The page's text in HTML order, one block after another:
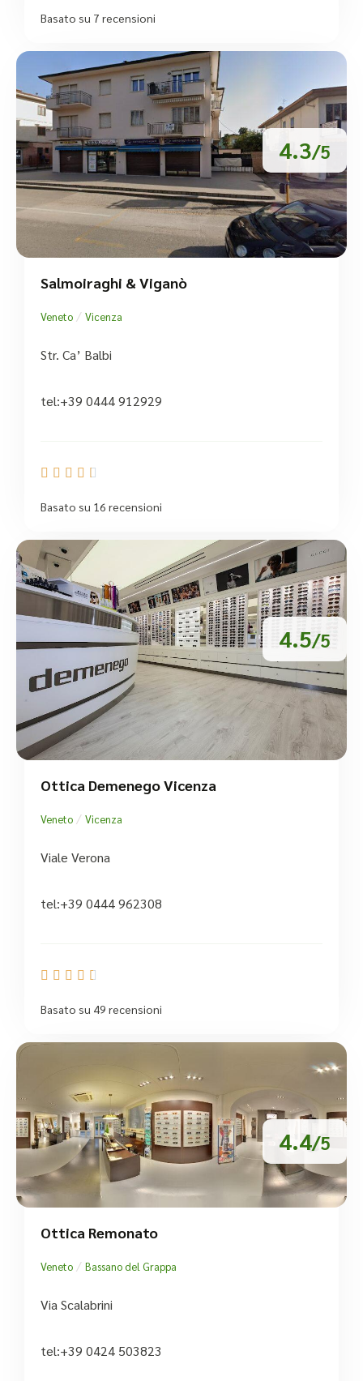
Basato su 7 recensioni
4.3/5
Salmoiraghi & Viganò
Veneto / Vicenza
Str. Ca’ Balbi
tel:+39 0444 912929
    
Basato su 16 recensioni
4.5/5
Ottica Demenego Vicenza
Veneto / Vicenza
Viale Verona
tel:+39 0444 962308
    
Basato su 49 recensioni
4.4/5
Ottica Remonato
Veneto / Bassano del Grappa
Via Scalabrini
tel:+39 0424 503823